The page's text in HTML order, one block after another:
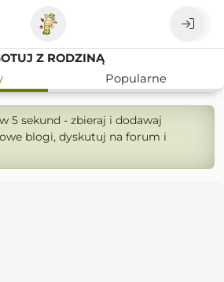
Z RODZINĄ
Popularne
5 sekund - zbieraj i dodawaj
blogi, dyskutuj na forum i